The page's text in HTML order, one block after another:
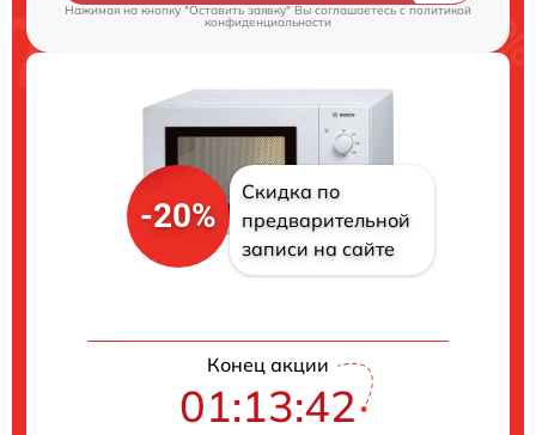
Нажимая на кнопку "Оставить заявку" Вы соглашаетесь cполитикой
конфиденциальности
-20%
Скидка по
предварительной
записи на сайте
Конец акции
01:13:41